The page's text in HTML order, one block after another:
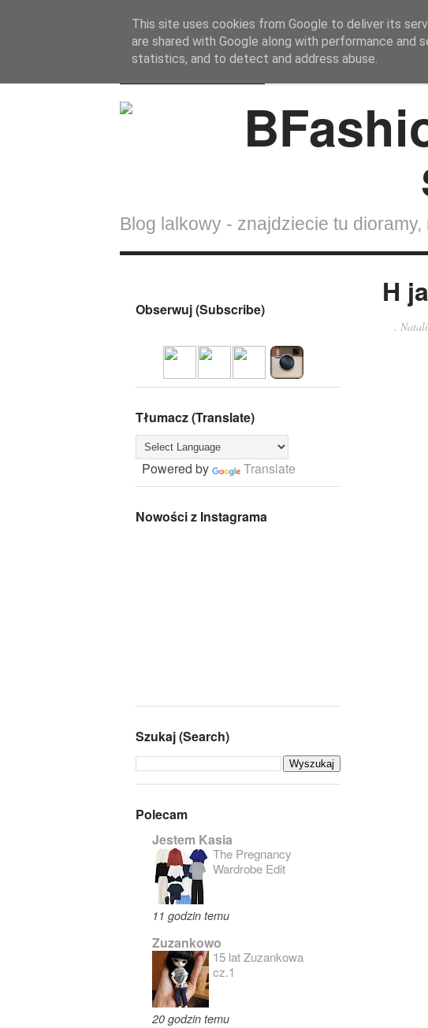
BFashions
Blog lalkowy - znajdziecie tu
H
.
Obserwuj (Subscribe)
Tłumacz (Translate)
Powered by Translate
Nowości z Instagrama
Szukaj (Search)
Polecam
Jestem Kasia
The Pregnancy
Wardrobe Edit
11 godzin temu
Zuzankowo
15 lat Zuzankowa
cz.1
20 godzin temu
This site uses cookies from Google to deliver its
are shared with Google along with performance
statistics, and to detect and address abuse.